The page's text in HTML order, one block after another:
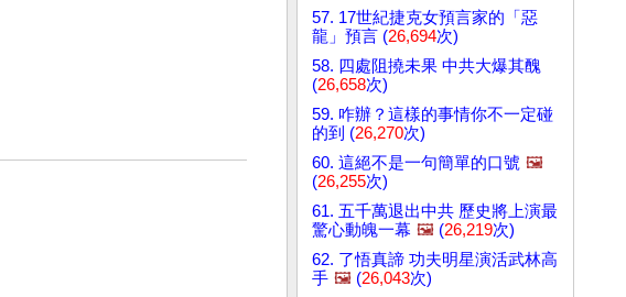
57. 17世紀捷克女預言家的「惡
龍」預言 (26,694次)
58. 四處阻撓未果 中共大爆其醜
(26,658次)
59. 咋辦？這樣的事情你不一定碰
的到 (26,270次)
60. 這絕不是一句簡單的口號 🖼️
(26,255次)
61. 五千萬退出中共 歷史將上演最
驚心動魄一幕 🖼️ (26,219次)
62. 了悟真諦 功夫明星演活武林高
手 🖼️ (26,043次)